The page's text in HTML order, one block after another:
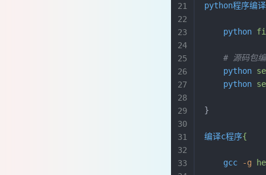
python程序编译
    python
# 源码包
    python
    python
}
编译c程序{
    gcc
-g